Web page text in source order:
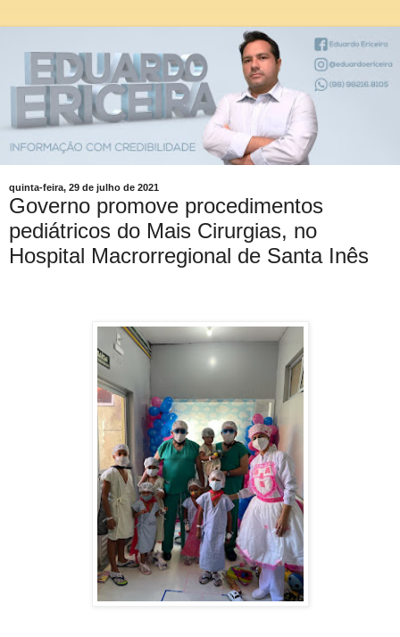
quinta-feira, 29 de julho de 2021
Governo promove procedimentos
pediátricos do Mais Cirurgias, no
Hospital Macrorregional de Santa Inês